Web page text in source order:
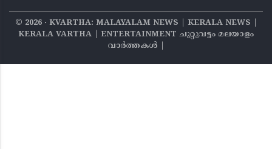
© 2026‧ KVARTHA: MALAYALAM NEWS | KERALA NEWS |
KERALA VARTHA | ENTERTAINMENT ചുറ്റുവട്ടം മലയാളം
വാര്‍ത്തകൾ |